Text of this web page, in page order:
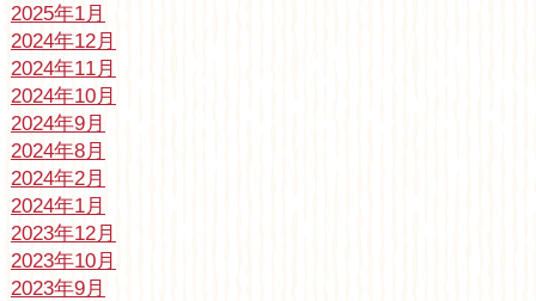
2025年1月
2024年12月
2024年11月
2024年10月
2024年9月
2024年8月
2024年2月
2024年1月
2023年12月
2023年10月
2023年9月